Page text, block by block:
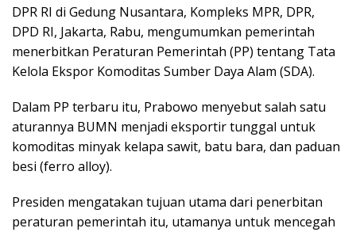
DPR RI di Gedung Nusantara, Kompleks MPR, DPR,
DPD RI, Jakarta, Rabu, mengumumkan pemerintah
menerbitkan Peraturan Pemerintah (PP) tentang Tata
Kelola Ekspor Komoditas Sumber Daya Alam (SDA).
Dalam PP terbaru itu, Prabowo menyebut salah satu
aturannya BUMN menjadi eksportir tunggal untuk
komoditas minyak kelapa sawit, batu bara, dan paduan
besi (ferro alloy).
Presiden mengatakan tujuan utama dari penerbitan
peraturan pemerintah itu, utamanya untuk mencegah